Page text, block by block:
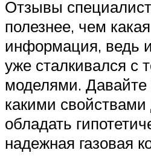
Отзывы
полезнее, чем
информация, ведь
уже сталкивался с
моделями.
какими
обладать
надежная газовая